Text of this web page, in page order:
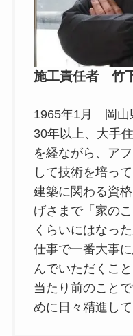
施工責任者 竹
1965年1月 岡山
30年以上、大手
を経ながら、ア
して技術を培って
建築に関わる資
げさまで「家の
くらいにはなっ
仕事で一番大事
んでいただくこと
当たり前のこと
めに日々精進して